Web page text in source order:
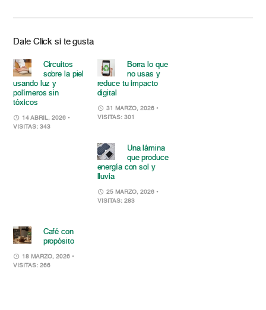
Dale Click si te gusta
Circuitos
sobre la piel
usando luz y
polímeros sin
tóxicos
14 ABRIL, 2026 •
VISITAS: 343
Borra lo que
no usas y
reduce tu impacto
digital
31 MARZO, 2026 •
VISITAS: 301
Una lámina
que produce
energía con sol y
lluvia
25 MARZO, 2026 •
VISITAS: 283
Café con
propósito
18 MARZO, 2026 •
VISITAS: 266